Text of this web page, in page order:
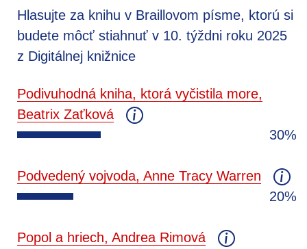
Hlasujte za knihu v Braillovom písme, ktorú si
budete môcť stiahnuť v 10. týždni roku 2025
z Digitálnej knižnice
Podivuhodná kniha, ktorá vyčistila more,
Beatrix Zaťková
30%
Podvedený vojvoda, Anne Tracy Warren
20%
Popol a hriech, Andrea Rimová